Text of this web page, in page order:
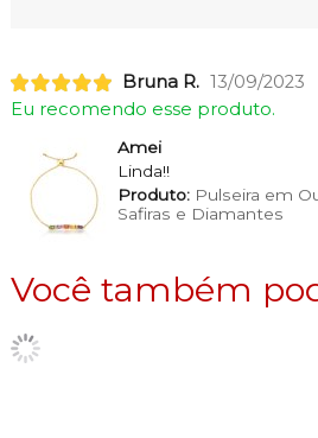
Bruna R. 13/09/2023
Eu recomendo esse produto.
Amei
Linda!!
Produto:Pulseira em
Safiras e Diamantes
Você também